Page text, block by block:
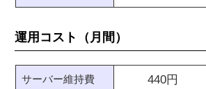
運用コスト（月間）
サーバー維持費 440円